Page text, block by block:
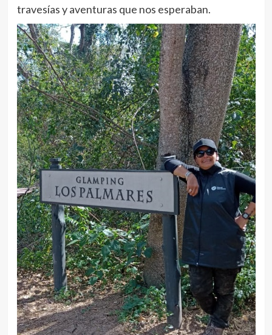
travesías y aventuras que nos esperaban.